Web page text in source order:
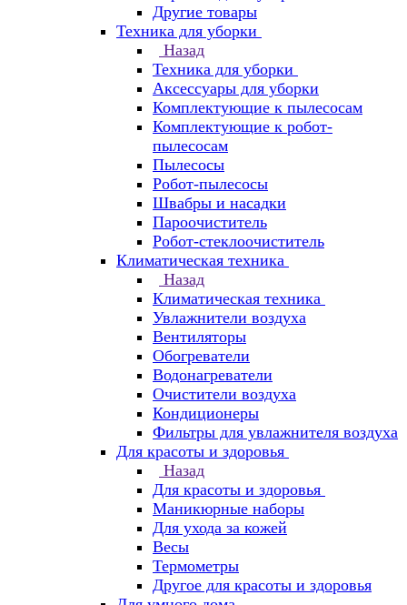
Другие товары
Техника для уборки
Назад
Техника для уборки
Аксессуары для уборки
Комплектующие к пылесосам
Комплектующие к робот-
пылесосам
Пылесосы
Робот-пылесосы
Швабры и насадки
Пароочиститель
Робот-стеклоочиститель
Климатическая техника
Назад
Климатическая техника
Увлажнители воздуха
Вентиляторы
Обогреватели
Водонагреватели
Очистители воздуха
Кондиционеры
Фильтры для увлажнителя воздуха
Для красоты и здоровья
Назад
Для красоты и здоровья
Маникюрные наборы
Для ухода за кожей
Весы
Термометры
Другое для красоты и здоровья